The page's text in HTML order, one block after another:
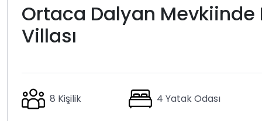
Ortaca Dalyan Mevkiinde
Villası
8 Kişilik 4 Yatak Odası